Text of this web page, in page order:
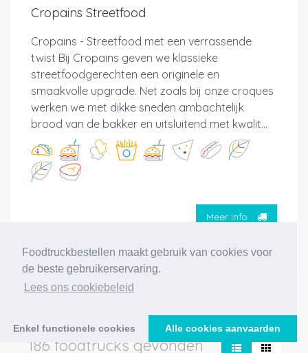
Foodtruckbestellen maakt gebruik van cookies voor
de beste gebruikerservaring.
Lees ons cookiebeleid
Enkel functionele cookies Alle cookies aanvaarden
Cropains Streetfood
Cropains - Streetfood met een verrassende
twist Bij Cropains geven we klassieke
streetfoodgerechten een originele en
smaakvolle upgrade. Net zoals bij onze croques
werken we met dikke sneden ambachtelijk
brood van de bakker en uitsluitend met kwalit...
Meer info
186 foodtrucks gevonden